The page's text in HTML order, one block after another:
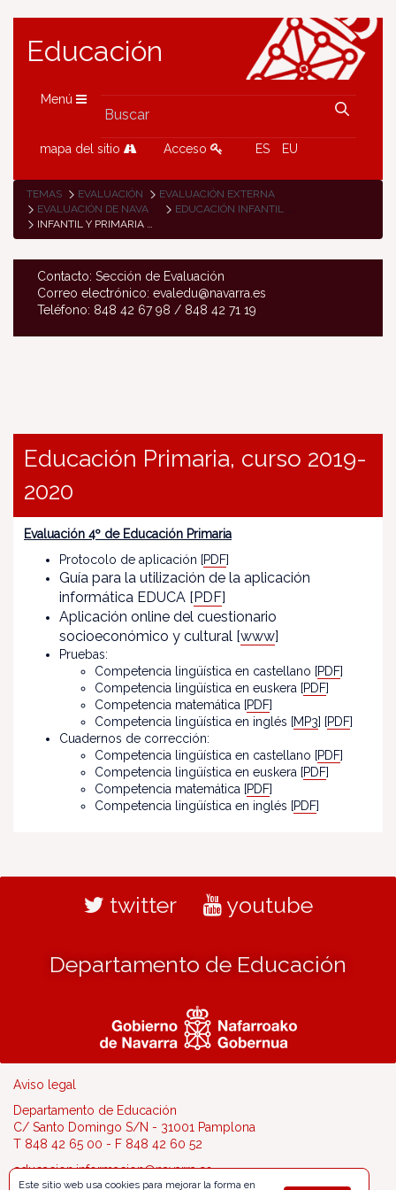
Educación
Menú
mapa del sitio Acceso ES EU
TEMAS EVALUACIÓN
EVALUACIÓN EXTERNA
EVALUACIÓN DE NAVARRA
EDUCACIÓN INFANTIL Y EP CURSOS ANTERIORES
INFANTIL Y PRIMARIA CURSO 2019-2020
Contacto: Sección de Evaluación
Correo electrónico: evaledu@navarra.es
Teléfono: 848 42 67 98 / 848 42 71 19
Educación Primaria, curso 2019-
2020
Evaluación 4º de Educación Primaria
Protocolo de aplicación [PDF]
Guía para la utilización de la aplicación
informática EDUCA [PDF]
Aplicación online del cuestionario
socioeconómico y cultural [www]
Pruebas:
Competencia lingüística en castellano [PDF]
Competencia lingüística en euskera [PDF]
Competencia matemática [PDF]
Competencia lingüística en inglés [MP3] [PDF]
Cuadernos de corrección:
Competencia lingüística en castellano [PDF]
Competencia lingüística en euskera [PDF]
Competencia matemática [PDF]
Competencia lingüística en inglés [PDF]
twitter youtube
Departamento de Educación
Aviso legal
Departamento de Educación
C/ Santo Domingo S/N - 31001 Pamplona
T 848 42 65 00 - F 848 42 60 52
educacion.informacion@navarra.es
Este sitio web usa cookies para mejorar la forma en